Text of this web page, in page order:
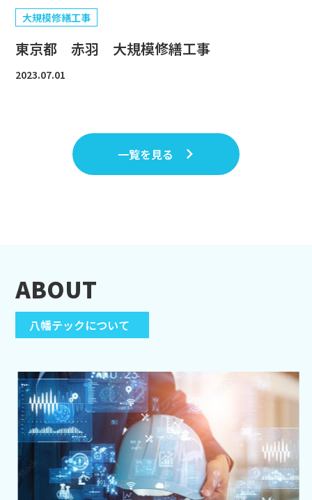
大規模修繕工事
東京都 赤羽 大規模修繕工事
2023.07.01
一覧を見る
ABOUT
八幡テックについて